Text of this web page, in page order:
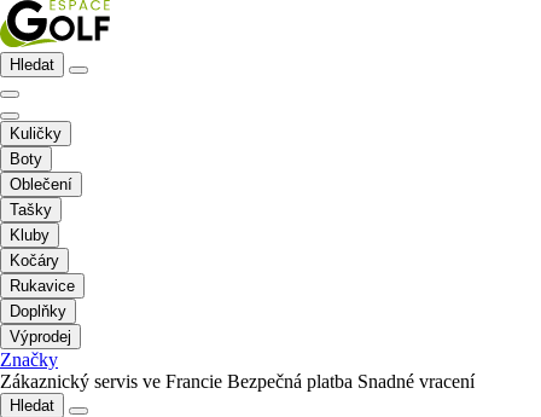
Hledat
Kuličky
Boty
Oblečení
Tašky
Kluby
Kočáry
Rukavice
Doplňky
Výprodej
Značky
Zákaznický servis ve Francie Bezpečná platba Snadné vracení
Hledat